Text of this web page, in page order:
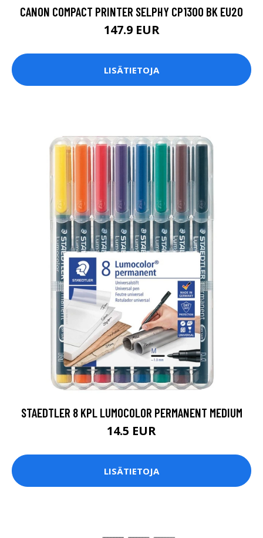
CANON COMPACT PRINTER SELPHY CP1300 BK EU20
147.9 EUR
LISÄTIETOJA
STAEDTLER 8 KPL LUMOCOLOR PERMANENT MEDIUM
14.5 EUR
LISÄTIETOJA